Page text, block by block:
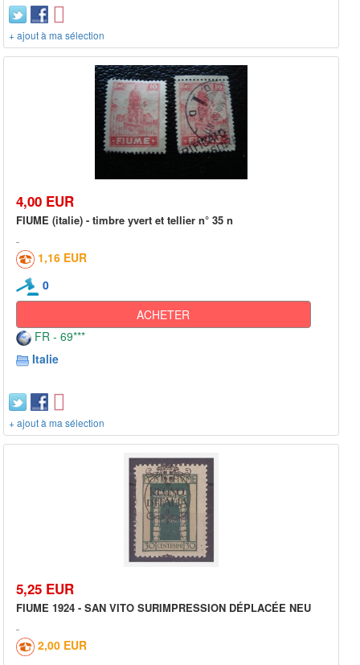
+ ajout à ma sélection
4,00 EUR
FIUME (italie) - timbre yvert et tellier n° 35 n
1,16 EUR
0
ACHETER
FR - 69***
Italie
+ ajout à ma sélection
5,25 EUR
FIUME 1924 - SAN VITO SURIMPRESSION DÉPLACÉE NEU
2,00 EUR